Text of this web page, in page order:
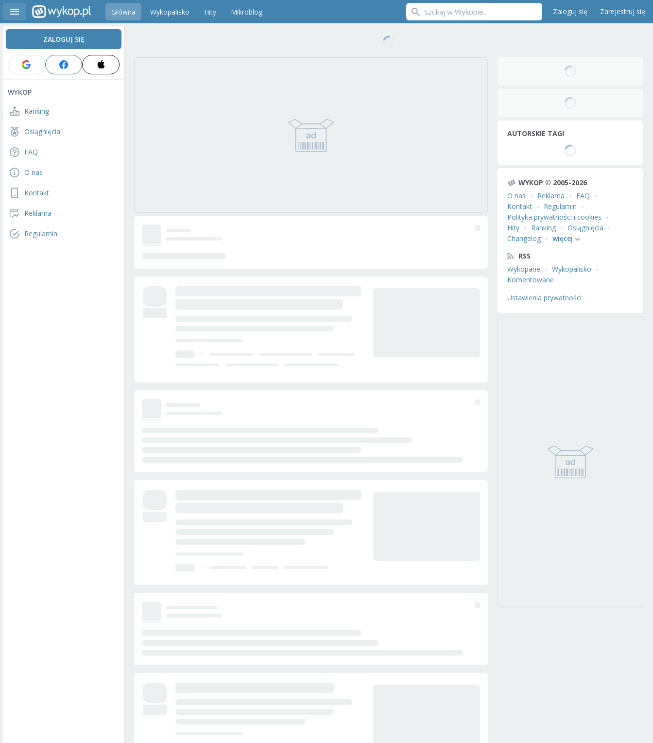
Główna Wykopalisko Hity Mikroblog Zaloguj się Zarejestruj się
ZALOGUJ SIĘ
WYKOP
Ranking
Osiągnięcia
FAQ
O nas
Kontakt
Reklama
Regulamin
AUTORSKIE TAGI
WYKOP © 2005-2026
O nas
Reklama
FAQ
Kontakt
Regulamin
Polityka prywatności i cookies
Hity
Ranking
Osiągnięcia
Changelog
więcej
RSS
Wykopane
Wykopalisko
Komentowane
Ustawienia prywatności